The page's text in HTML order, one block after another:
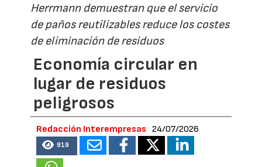
Herrmann demuestran que el servicio
de paños reutilizables reduce los costes
de eliminación de residuos
Economía circular en
lugar de residuos
peligrosos
Redacción Interempresas 24/07/2026
919